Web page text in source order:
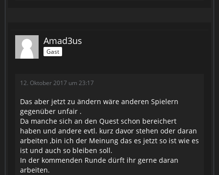
Amad3us
Gast
12. Oktober 2017 um 23:17
Das aber jetzt zu ändern wäre anderen Spielern
gegenüber unfair .
Da manche sich an den Quest schon bereichert
haben und andere evtl. kurz davor stehen oder daran
arbeiten ,bin ich der Meinung das es jetzt so ist wie es
ist und auch so bleiben soll.
In der kommenden Runde dürft ihr gerne daran
arbeiten.